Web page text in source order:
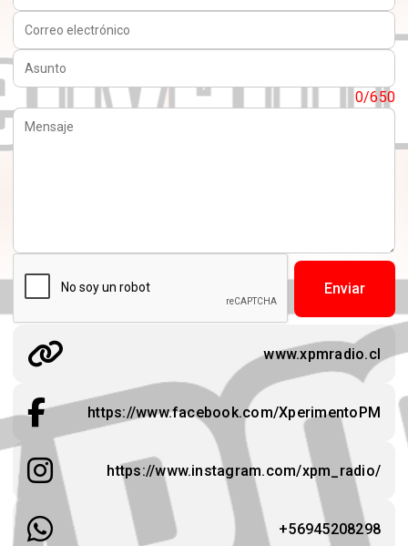
Correo electrónico:
Asunto:
0/650
Enviar
www.xpmradio.cl
https://www.facebook.com/XperimentoPM
https://www.instagram.com/xpm_radio/
+56945208298